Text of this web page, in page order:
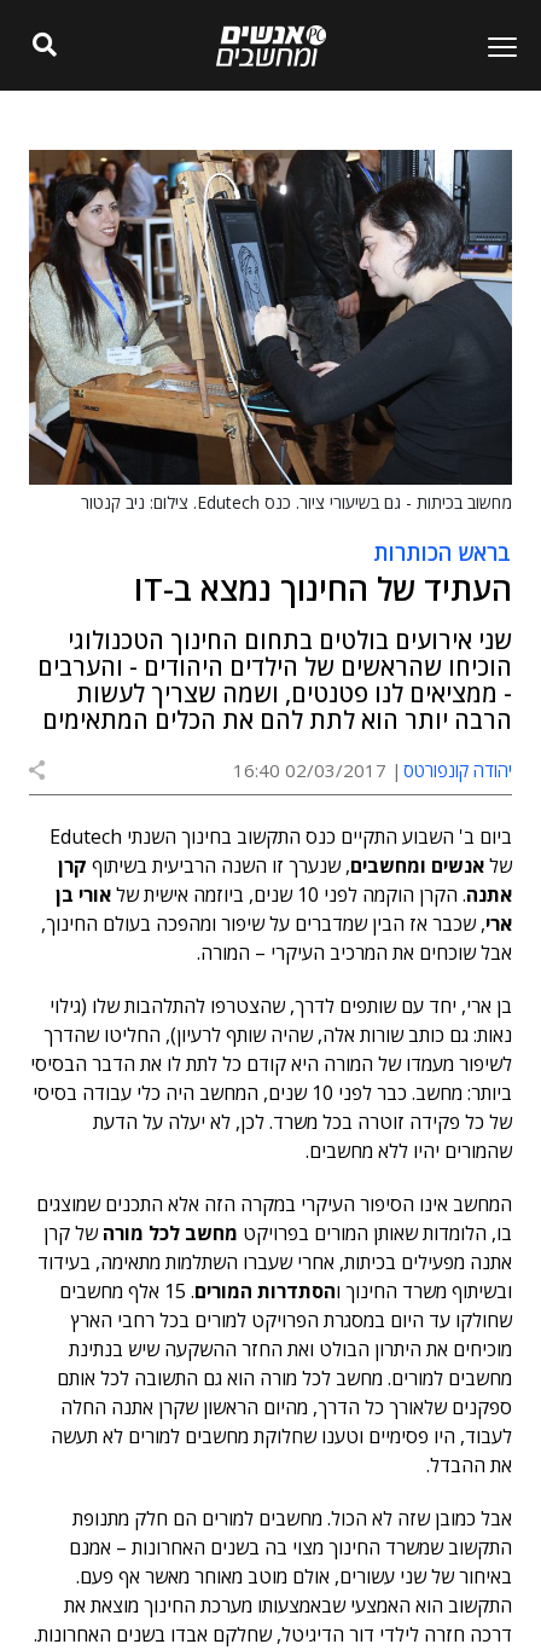
מחשוב בכיתות - גם בשיעורי ציור. כנס Edutech. צילום: ניב קנטור
בראש הכותרות
העתיד של החינוך נמצא ב-IT
שני אירועים בולטים בתחום החינוך הטכנולוגי
הוכיחו שהראשים של הילדים היהודים - והערבים
- ממציאים לנו פטנטים, ושמה שצריך לעשות
הרבה יותר הוא לתת להם את הכלים המתאימים
יהודה קונפורטס 02/03/2017 16:40
ביום ב' השבוע התקיים כנס התקשוב בחינוך השנתי Edutech
שלאנשים ומחשבים, שנערך זו השנה הרביעית בשיתוף קרן
אתנה. הקרן הוקמה לפני 10 שנים, ביוזמה אישית של
אורי בן
ארי, שכבר אז הבין שמדברים על שיפור ומהפכה בעולם החינוך,
אבל שוכחים את המרכיב העיקרי – המורה.
בן ארי, יחד עם שותפים לדרך, שהצטרפו להתלהבות שלו (גילוי
נאות: גם כותב שורות אלה, שהיה שותף לרעיון), החליטו שהדרך
לשיפור מעמדו של המורה היא קודם כל לתת לו את הדבר הבסיסי
ביותר: מחשב. כבר לפני 10 שנים, המחשב היה כלי עבודה בסיסי
של כל פקידה זוטרה בכל משרד. לכן, לא יעלה על הדעת
שהמורים יהיו ללא מחשבים.
המחשב אינו הסיפור העיקרי במקרה הזה אלא התכנים שמוצגים
בו, הלומדות שאותן המורים בפרויקט מחשב לכל מורהשל קרן
אתנה מפעילים בכיתות, אחרי שעברו השתלמות מתאימה, בעידוד
ובשיתוף משרד החינוך והסתדרות המורים
. 15 אלף מחשבים
שחולקו עד היום במסגרת הפרויקט למורים בכל רחבי הארץ
מוכיחים את היתרון הבולט ואת החזר ההשקעה שיש בנתינת
מחשבים למורים. מחשב לכל מורה הוא גם התשובה לכל אותם
ספקנים שלאורך כל הדרך, מהיום הראשון שקרן אתנה החלה
לעבוד, היו פסימיים וטענו שחלוקת מחשבים למורים לא תעשה
את ההבדל.
אבל כמובן שזה לא הכול. מחשבים למורים הם חלק מתנופת
התקשוב שמשרד החינוך מצוי בה בשנים האחרונות – אמנם
באיחור של שני עשורים, אולם מוטב מאוחר מאשר אף פעם.
התקשוב הוא האמצעי שבאמצעותו מערכת החינוך מוצאת את
דרכה חזרה לילדי דור הדיגיטל, שחלקם אבדו בשנים האחרונות.